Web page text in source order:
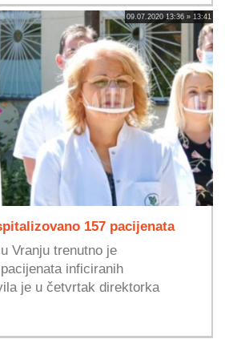
09.07.2020 13:36 » 13:41
157 pacijenata
Vranju trenutno je
inficiranih
je u četvrtak direktorka